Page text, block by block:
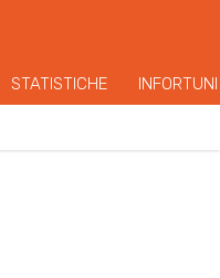
STATISTICHE INFORTUNI